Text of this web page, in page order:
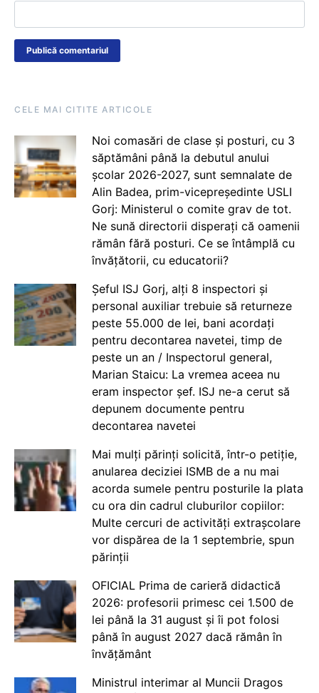
CELE MAI CITITE ARTICOLE
Noi comasări de clase și posturi, cu 3
săptămâni până la debutul anului
școlar 2026-2027, sunt semnalate de
Alin Badea, prim-vicepreședinte USLI
Gorj: Ministerul o comite grav de tot.
Ne sună directorii disperați că oamenii
rămân fără posturi. Ce se întâmplă cu
învățătorii, cu educatorii?
Șeful ISJ Gorj, alți 8 inspectori și
personal auxiliar trebuie să returneze
peste 55.000 de lei, bani acordați
pentru decontarea navetei, timp de
peste un an / Inspectorul general,
Marian Staicu: La vremea aceea nu
eram inspector șef. ISJ ne-a cerut să
depunem documente pentru
decontarea navetei
Mai mulți părinți solicită, într-o petiție,
anularea deciziei ISMB de a nu mai
acorda sumele pentru posturile la plata
cu ora din cadrul cluburilor copiilor:
Multe cercuri de activități extrașcolare
vor dispărea de la 1 septembrie, spun
părinții
OFICIAL Prima de carieră didactică
2026: profesorii primesc cei 1.500 de
lei până la 31 august și îi pot folosi
până în august 2027 dacă rămân în
învățământ
Ministrul interimar al Muncii Dragos